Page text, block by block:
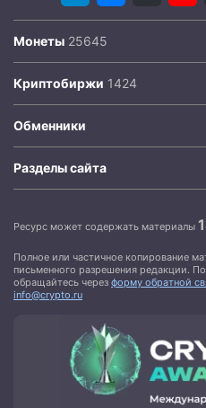
Монеты
Криптобиржи
Обменники
Разделы сайта
Ресурс может содержать материалы
Полное или частичное копирование
письменного разрешения редакции.
обращайтесь через форму обратной
info@crypto.ru